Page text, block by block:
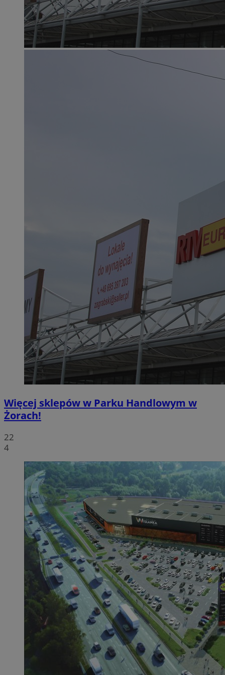
Więcej sklepów w Parku Handlowym w
Żorach!
22
4